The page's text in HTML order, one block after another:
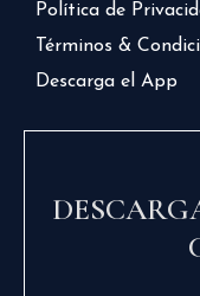
Política de
Términos &
Descarga el App